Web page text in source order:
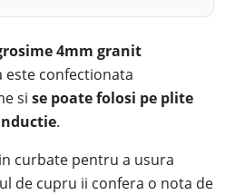
4mm granit
este confectionata
sise poate folosi pe plite
.
curbate pentru a usura
de cupru ii confera o nota de